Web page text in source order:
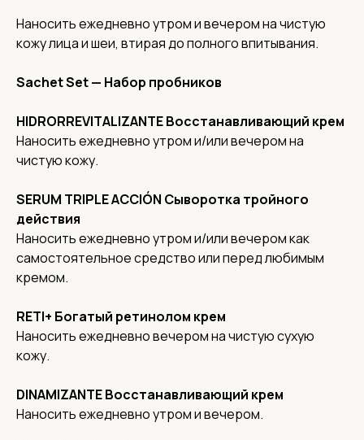
Наносить ежедневно утром и вечером на чистую
кожу лица и шеи, втирая до полного впитывания.
Sachet Set — Набор пробников
HIDRORREVITALIZANTE Восстанавливающий крем
Наносить ежедневно утром и/или вечером на
чистую кожу.
SERUM TRIPLE ACCIÓN Сыворотка тройного
действия
Наносить ежедневно утром и/или вечером как
самостоятельное средство или перед любимым
кремом.
RETI+ Богатый ретинолом крем
Наносить ежедневно вечером на чистую сухую
кожу.
DINAMIZANTE Восстанавливающий крем
Наносить ежедневно утром и вечером.
Доставка
Контакты
г. Нижний Новгород, ул. Короленко, 32
ИНН 5262359886,
ОГРН 1185275060838
Политика конфиденциальности